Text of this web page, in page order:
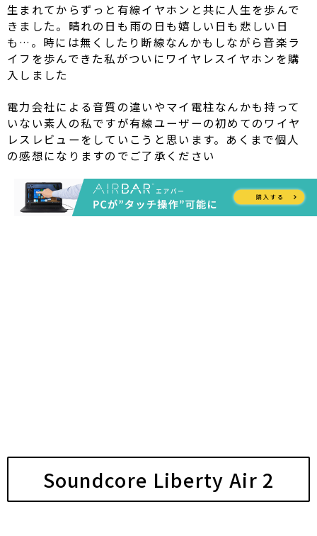
生まれてからずっと有線イヤホンと共に人生を歩んで
きました。晴れの日も雨の日も嬉しい日も悲しい日
も…。時には無くしたり断線なんかもしながら音楽ラ
イフを歩んできた私がついにワイヤレスイヤホンを購
入しました
電力会社による音質の違いやマイ電柱なんかも持って
いない素人の私ですが有線ユーザーの初めてのワイヤ
レスレビューをしていこうと思います。あくまで個人
の感想になりますのでご了承ください
Soundcore Liberty Air 2